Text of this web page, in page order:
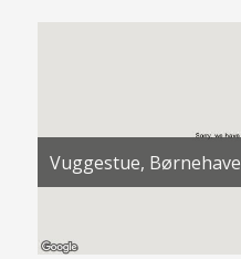
Vuggestue, Børnehave